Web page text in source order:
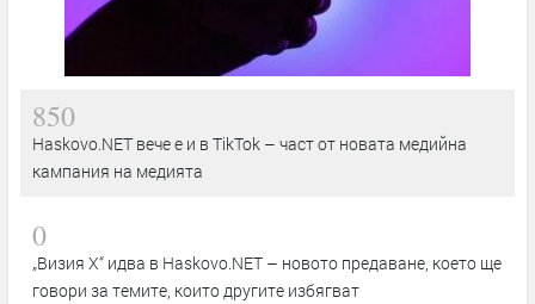
850
Haskovo.NET вече е и в TikTok – част от новата медийна
кампания на медията
0
„Визия Х“ идва в Haskovo.NET – новото предаване, което ще
говори за темите, които другите избягват